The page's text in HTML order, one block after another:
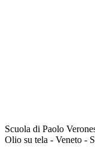
Scuola di Paolo
Olio su tela - Veneto -